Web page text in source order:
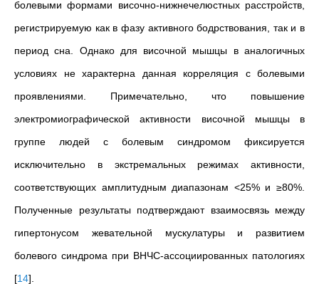
болевыми формами височно-нижнечелюстных расстройств,
регистрируемую как в фазу активного бодрствования, так и в
период сна. Однако для височной мышцы в аналогичных
условиях не характерна данная корреляция с болевыми
проявлениями. Примечательно, что повышение
электромиографической активности височной мышцы в
группе людей с болевым синдромом фиксируется
исключительно в экстремальных режимах активности,
соответствующих амплитудным диапазонам <25% и ≥80%.
Полученные результаты подтверждают взаимосвязь между
гипертонусом жевательной мускулатуры и развитием
болевого синдрома при ВНЧС-ассоциированных патологиях
[14]